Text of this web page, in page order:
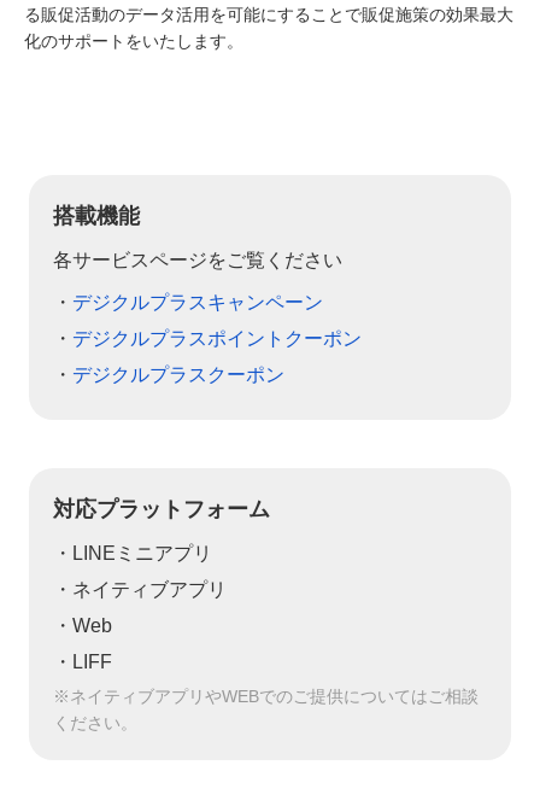
る販促活動のデータ活用を可能にすることで販促施策の効果最大
化のサポートをいたします。
搭載機能
各サービスページをご覧ください
・ デジクルプラスキャンペーン
・ デジクルプラスポイントクーポン
・ デジクルプラスクーポン
対応プラットフォーム
・LINEミニアプリ
・ネイティブアプリ
・Web
・LIFF
※ネイティブアプリやWEBでのご提供についてはご相談
ください。